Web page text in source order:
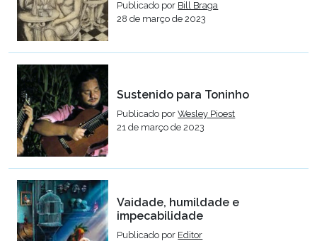
Publicado por Bill Braga
28 de março de 2023
Sustenido para Toninho
Publicado porWesley Pioest
21 de março de 2023
Vaidade, humildade e
impecabilidade
Publicado por Editor